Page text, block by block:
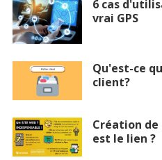
6 cas
vrai GPS
Qu'est-ce
client?
Création
est le lien ?